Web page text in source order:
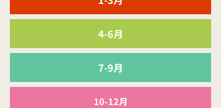
4-6月
7-9月
10-12月